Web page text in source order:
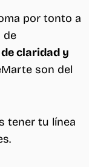
por tonto a
de
claridad y
son del
tener tu línea